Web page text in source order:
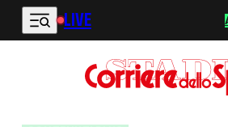
Vai al contenuto principale
LIVE